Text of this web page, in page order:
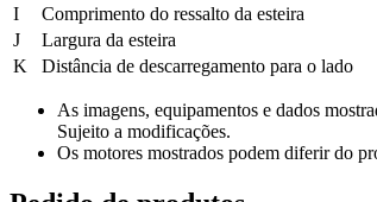
I
Comprimento do ressalto da esteira
J
Largura da esteira
K
Distância de descarregamento para o lado
As imagens, equipamentos e dados
Sujeito a modificações.
Os motores mostrados podem diferir do